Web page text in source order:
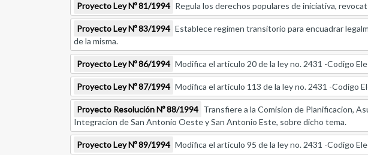
Proyecto Ley Nº 81/1994 Regula los derechos populares de iniciativa,
Proyecto Ley Nº 83/1994 Establece regimen transitorio para encuadrar
de la misma.
Proyecto Ley Nº 86/1994 Modifica el articulo 20 de la ley no. 2431 -Codigo
Proyecto Ley Nº 87/1994 Modifica el articulo 113 de la ley no. 2431 -Codigo
Proyecto Resolución Nº 88/1994 Transfiere a la Comision de Planificacion,
Integracion de San Antonio Oeste y San Antonio Este, sobre dicho tema.
Proyecto Ley Nº 89/1994 Modifica el articulo 95 de la ley no. 2431 -Codigo